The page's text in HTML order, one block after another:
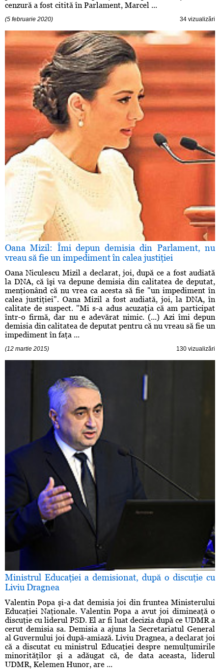
cenzură a fost citită în Parlament, Marcel ...
(5 februarie 2020) 34 vizualizări
Oana Mizil: Îmi depun demisia din Parlament, nu
vreau să fie un impediment în calea justiţiei
Oana Niculescu Mizil a declarat, joi, după ce a fost audiată
la DNA, că îşi va depune demisia din calitatea de deputat,
menţionând că nu vrea ca acesta să fie "un impediment în
calea justiţiei". Oana Mizil a fost audiată, joi, la DNA, în
calitate de suspect. "Mi s-a adus acuzaţia că am participat
într-o firmă, dar nu e adevărat nimic. (...) Azi îmi depun
demisia din calitatea de deputat pentru că nu vreau să fie un
impediment în faţa ...
(12 martie 2015) 130 vizualizări
Ministrul Educaţiei a demisionat, după o discuţie cu
Liviu Dragnea
Valentin Popa şi-a dat demisia joi din fruntea Ministerului
Educaţiei Naţionale. Valentin Popa a avut joi dimineaţă o
discuţie cu liderul PSD. El ar fi luat decizia după ce UDMR a
cerut demisia sa. Demisia a ajuns la Secretariatul General
al Guvernului joi după-amiază. Liviu Dragnea, a declarat joi
că a discutat cu ministrul Educaţiei despre nemulţumirile
minorităţilor şi a adăugat că, de data aceasta, liderul
UDMR, Kelemen Hunor, are ...